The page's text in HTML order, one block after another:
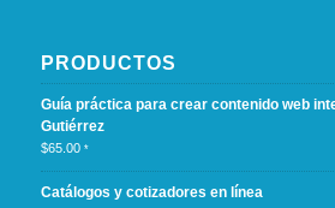
PRODUCTOS
Guía práctica para crear contenido web
Gutiérrez
$65.00 *
Catálogos y cotizadores en línea